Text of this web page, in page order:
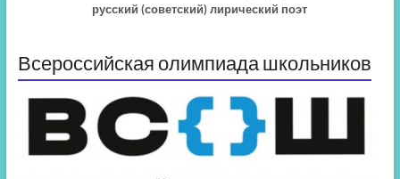
русский (советский) лирический поэт
Всероссийская олимпиада школьников